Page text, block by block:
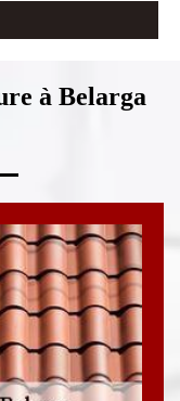
à Belarga